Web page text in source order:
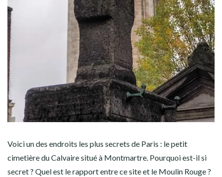
Voici un des endroits les plus secrets de Paris : le petit
cimetière du Calvaire situé à Montmartre. Pourquoi est-il si
secret ? Quel est le rapport entre ce site et le Moulin Rouge ?